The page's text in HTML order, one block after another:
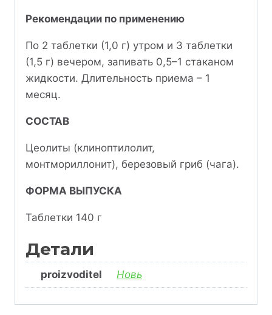
Рекомендации по применению
По 2 таблетки (1,0 г) утром и 3 таблетки
(1,5 г) вечером, запивать 0,5–1 стаканом
жидкости. Длительность приема – 1
месяц.
СОСТАВ
Цеолиты (клиноптилолит,
монтмориллонит), березовый гриб (чага).
ФОРМА ВЫПУСКА
Таблетки 140 г
Детали
proizvoditel Новь